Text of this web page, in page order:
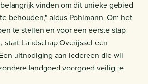
vinden om dit unieke gebied
behouden," aldus Pohlmann. Om het
te stellen en voor een eerste stap
start Landschap Overijssel een
uitnodiging aan iedereen die wil
landgoed voorgoed veilig te